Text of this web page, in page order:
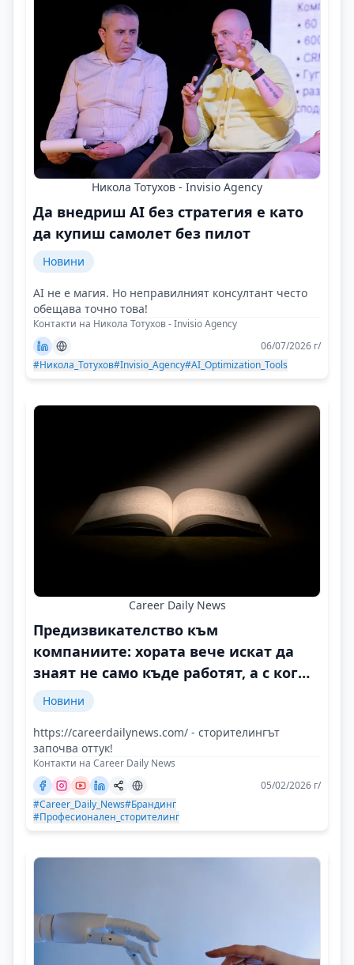
Никола Тотухов - Invisio Agency
Да внедриш AI без стратегия е като
да купиш самолет без пилот
Новини
AI не е магия. Но неправилният консултант често
обещава точно това!
Контакти на Никола Тотухов - Invisio Agency
06/07/2026 г/
#Никола_Тотухов#Invisio_Agency#AI_Optimization_Tools
Career Daily News
Предизвикателство към
компаниите: хората вече искат да
знаят не само къде работят, а с кого
и защо
Новини
https://careerdailynews.com/ - сторителингът
започва оттук!
Контакти на Career Daily News
05/02/2026 г/
#Career_Daily_News#Брандинг
#Професионален_сторителинг